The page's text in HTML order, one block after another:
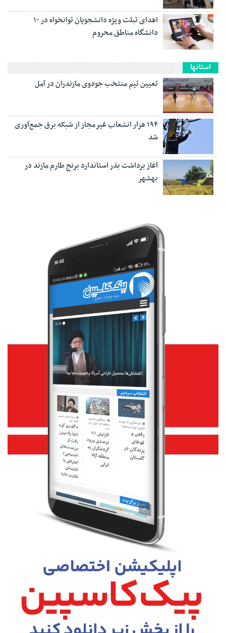
اهدای تبلت ویژه دانشجویان توانخواه در ۱۰
دانشگاه مناطق محروم
استانها
تعیین تیم منتخب جودوی مازندران در آمل
۱۹۴ هزار انشعاب غیرمجاز از شبکه برق جمع‌آوری
شد
آغاز برداشت بذر استاندارد برنج طارم مازند در
بهشهر